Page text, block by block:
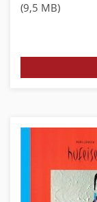
(9,5 MB)